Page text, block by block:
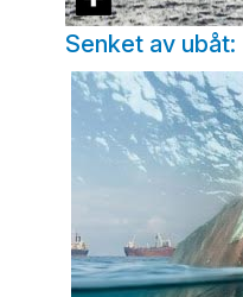
Senket av ubåt: